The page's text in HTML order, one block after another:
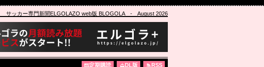
サッカー専門新聞ELGOLAZO web版 BLOGOLA- August 2026
定期購読 DL版 RSS